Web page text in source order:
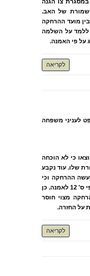
צו הגנה
של האב.
חלף בין מועד ההרחקה
ללמד על השלמה
על פי האמנה.
לקריאה
בית המשפט לעניני משפחה
כי לא הוכחה
שלו. עוד נקבע
ההרחקה וכי
מתקיים בנוסף חריג ההסתגלות לפי ס' 12 לאמנה. כן
מצוי חוסר
על החזרה.
לקריאה